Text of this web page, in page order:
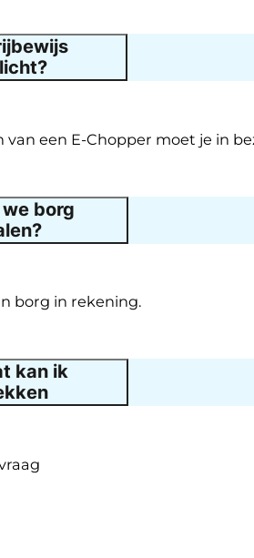
van een E-Chopper moet je in
borg
borg in rekening.
kan ik